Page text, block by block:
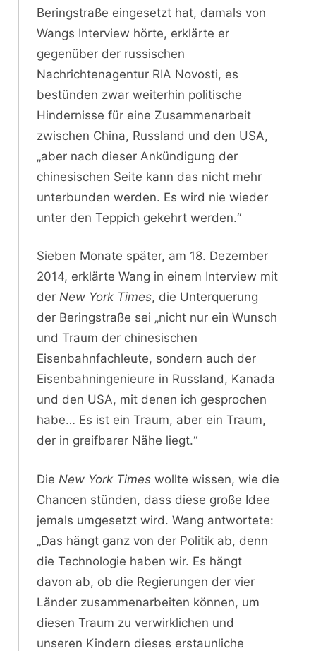
Beringstraße eingesetzt hat, damals von
Wangs Interview hörte, erklärte er
gegenüber der russischen
Nachrichtenagentur RIA Novosti, es
bestünden zwar weiterhin politische
Hindernisse für eine Zusammenarbeit
zwischen China, Russland und den USA,
„aber nach dieser Ankündigung der
chinesischen Seite kann das nicht mehr
unterbunden werden. Es wird nie wieder
unter den Teppich gekehrt werden.“
Sieben Monate später, am 18. Dezember
2014, erklärte Wang in einem Interview mit
der New York Times, die Unterquerung
der Beringstraße sei „nicht nur ein Wunsch
und Traum der chinesischen
Eisenbahnfachleute, sondern auch der
Eisenbahningenieure in Russland, Kanada
und den USA, mit denen ich gesprochen
habe… Es ist ein Traum, aber ein Traum,
der in greifbarer Nähe liegt.“
Die New York Times wollte wissen, wie die
Chancen stünden, dass diese große Idee
jemals umgesetzt wird. Wang antwortete:
„Das hängt ganz von der Politik ab, denn
die Technologie haben wir. Es hängt
davon ab, ob die Regierungen der vier
Länder zusammenarbeiten können, um
diesen Traum zu verwirklichen und
unseren Kindern dieses erstaunliche